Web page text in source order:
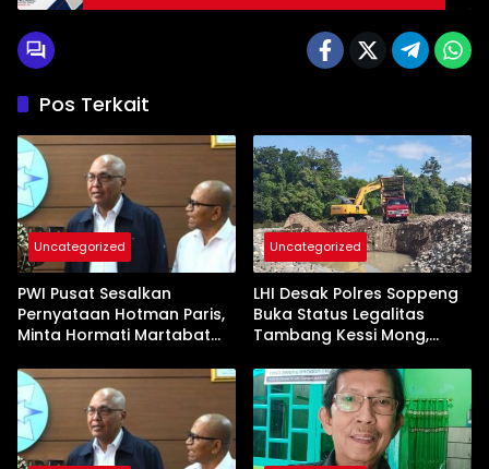
Pos Terkait
Uncategorized
PWI Pusat Sesalkan
Pernyataan Hotman Paris,
Minta Hormati Martabat
Kemerdekaan Pers
Uncategorized
LHI Desak Polres Soppeng
Buka Status Legalitas
Tambang Kessi Mong,